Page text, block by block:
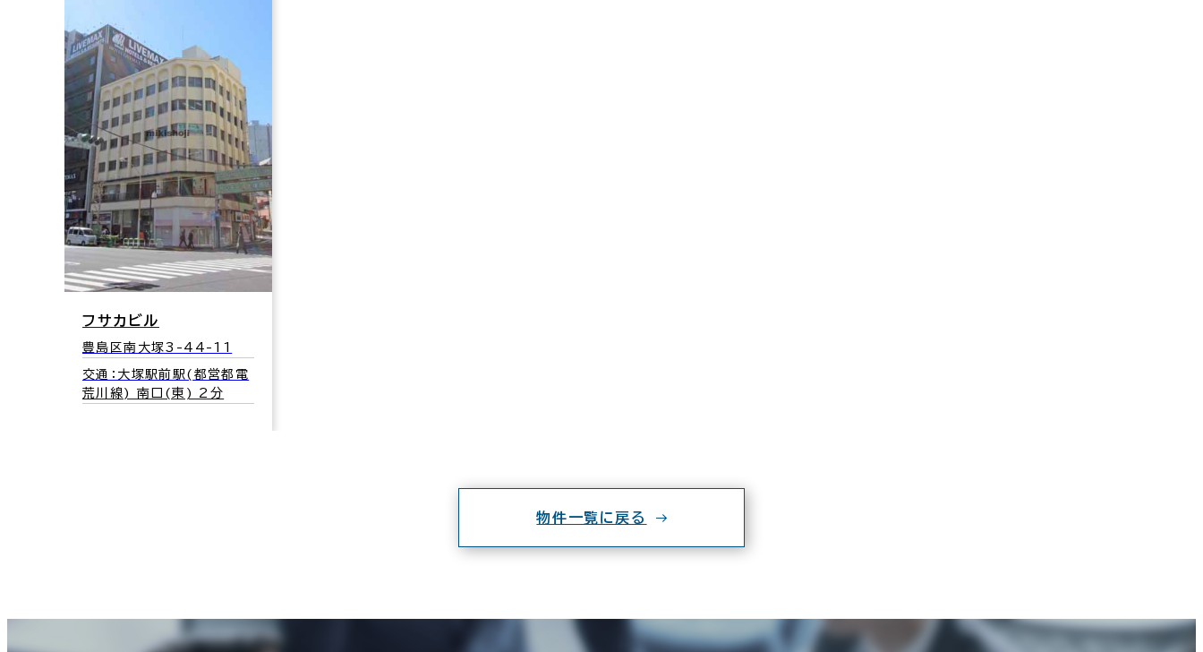
フサカビル
豊島区南大塚3-44-11
交通：大塚駅前駅(都営都電
荒川線) 南口(東) 2分
物件一覧に戻る